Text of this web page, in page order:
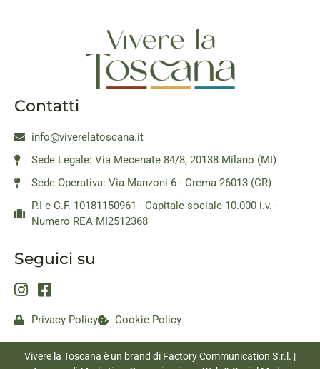
Contatti
info@viverelatoscana.it
Sede Legale: Via Mecenate 84/8, 20138 Milano (MI)
Sede Operativa: Via Manzoni 6 - Crema 26013 (CR)
P.I e C.F. 10181150961 - Capitale sociale 10.000 i.v. -
Numero REA MI2512368
Seguici su
Privacy Policy Cookie Policy
Vivere la Toscana è un brand di Factory Communication S.r.l. |